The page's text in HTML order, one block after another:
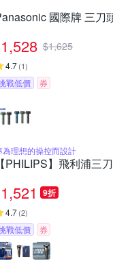
國際牌 三刀
1,528 $1,625
4.7(1)
戰低價 券
為理想的操控而設計
PHILIPS】飛利浦三
1,521 9折
4.7(2)
戰低價 券